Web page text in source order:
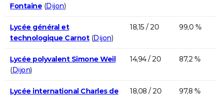
Fontaine (Dijon)
Lycée général et
technologique Carnot(Dijon)
18,15 / 20 99,0 %
Lycée polyvalent Simone Weil
(Dijon)
14,94 / 20 87,2 %
Lycée international Charles de
18,08 / 20 97,8 %